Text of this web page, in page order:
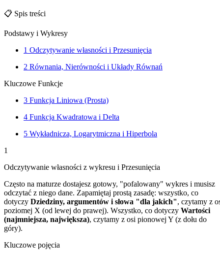
📋 Spis treści
Podstawy i Wykresy
1 Odczytywanie własności i Przesunięcia
2 Równania, Nierówności i Układy Równań
Kluczowe Funkcje
3 Funkcja Liniowa (Prosta)
4 Funkcja Kwadratowa i Delta
5 Wykładnicza, Logarytmiczna i Hiperbola
1
Odczytywanie własności z wykresu i Przesunięcia
Często na maturze dostajesz gotowy, "pofalowany" wykres i musisz
odczytać z niego dane. Zapamiętaj prostą zasadę: wszystko, co
dotyczy Dziedziny, argumentów i słowa "dla jakich", czytamy z
poziomej X (od lewej do prawej). Wszystko, co dotyczy Wartości
(najmniejsza, największa), czytamy z osi pionowej Y (z dołu do
góry).
Kluczowe pojęcia